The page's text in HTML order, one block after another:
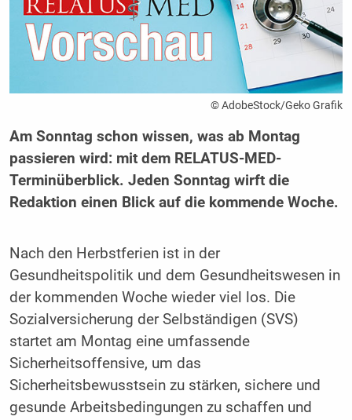
© AdobeStock/Geko Grafik
Am Sonntag schon wissen, was ab Montag
passieren wird: mit dem RELATUS-MED-
Terminüberblick. Jeden Sonntag wirft die
Redaktion einen Blick auf die kommende Woche.
Nach den Herbstferien ist in der
Gesundheitspolitik und dem Gesundheitswesen in
der kommenden Woche wieder viel los. Die
Sozialversicherung der Selbständigen (SVS)
startet am Montag eine umfassende
Sicherheitsoffensive, um das
Sicherheitsbewusstsein zu stärken, sichere und
gesunde Arbeitsbedingungen zu schaffen und